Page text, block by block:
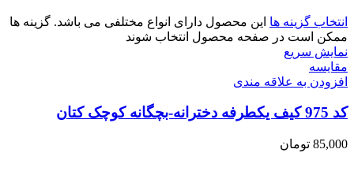
انتخاب گزینه ها این محصول دارای انواع مختلفی می باشد. گزینه ها
ممکن است در صفحه محصول انتخاب شوند
نمایش سریع
مقايسه
افزودن به علاقه مندی
کد 975 کیف یکطرفه دخترانه-بچگانه کوچک کتان
85,000 تومان